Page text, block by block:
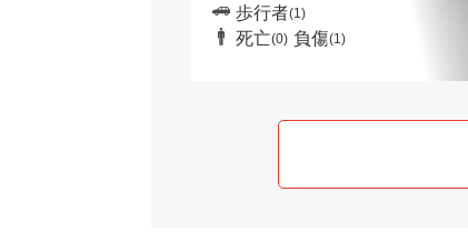
歩行者(1)
死亡(0) 負傷(1)